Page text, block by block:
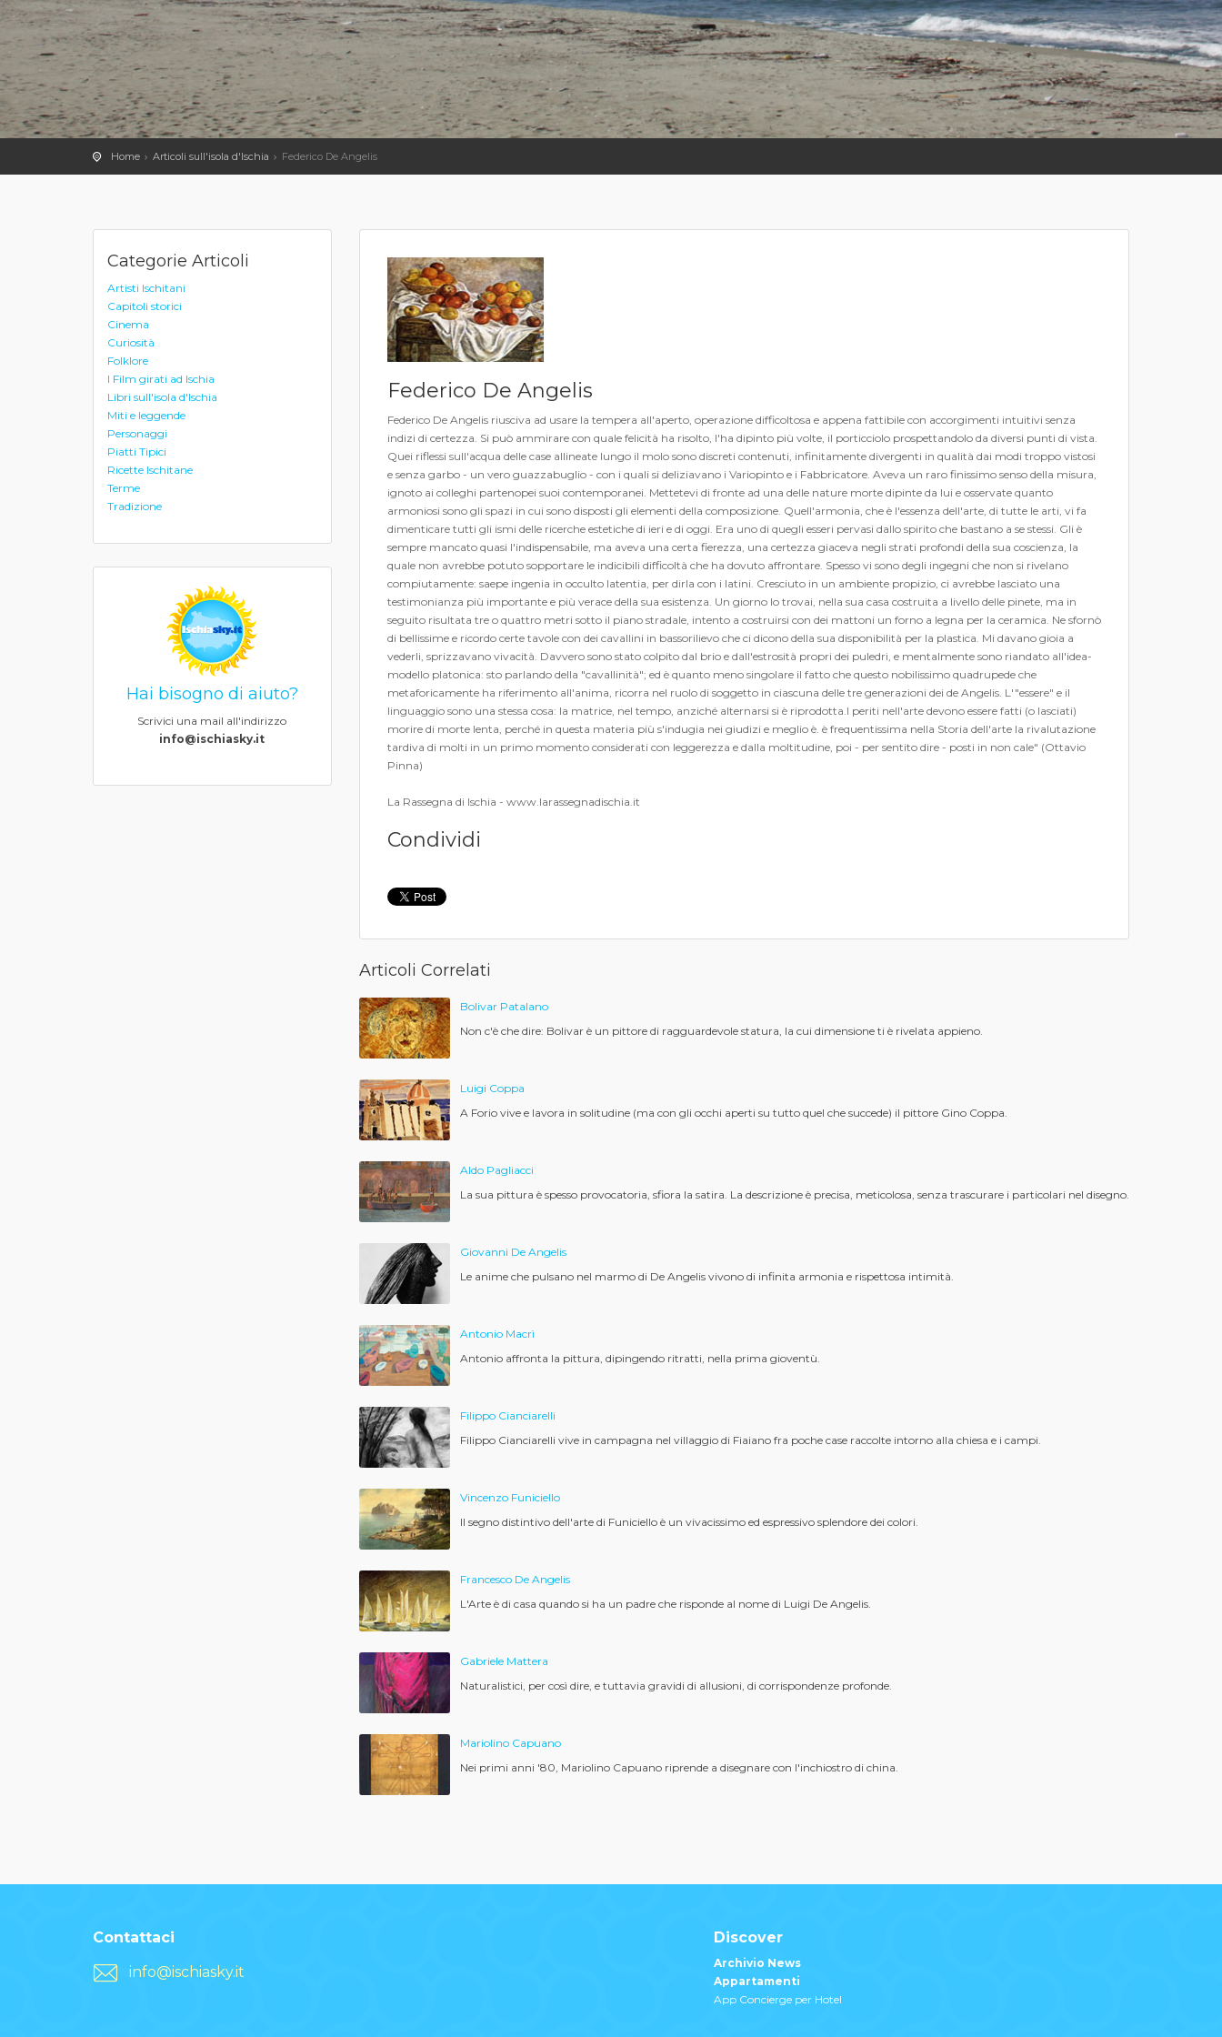
Home Articoli sull'isola d'Ischia Federico De Angelis
Categorie Articoli
Artisti Ischitani
Capitoli storici
Cinema
Curiosità
Folklore
I Film girati ad Ischia
Libri sull'isola d'Ischia
Miti e leggende
Personaggi
Piatti Tipici
Ricette Ischitane
Terme
Tradizione
Hai bisogno di aiuto?
Scrivici una mail all'indirizzo
info@ischiasky.it
Federico De Angelis
Federico De Angelis riusciva ad usare la tempera all'aperto, operazione difficoltosa e appena fattibile con accorgimenti intuitivi senza
indizi di certezza. Si può ammirare con quale felicità ha risolto, l'ha dipinto più volte, il porticciolo prospettandolo da diversi punti di vista.
Quei riflessi sull'acqua delle case allineate lungo il molo sono discreti contenuti, infinitamente divergenti in qualità dai modi troppo vistosi
e senza garbo - un vero guazzabuglio - con i quali si deliziavano i Variopinto e i Fabbricatore. Aveva un raro finissimo senso della misura,
ignoto ai colleghi partenopei suoi contemporanei. Mettetevi di fronte ad una delle nature morte dipinte da lui e osservate quanto
armoniosi sono gli spazi in cui sono disposti gli elementi della composizione. Quell'armonia, che è l'essenza dell'arte, di tutte le arti, vi fa
dimenticare tutti gli ismi delle ricerche estetiche di ieri e di oggi. Era uno di quegli esseri pervasi dallo spirito che bastano a se stessi. Gli è
sempre mancato quasi l'indispensabile, ma aveva una certa fierezza, una certezza giaceva negli strati profondi della sua coscienza, la
quale non avrebbe potuto sopportare le indicibili difficoltà che ha dovuto affrontare. Spesso vi sono degli ingegni che non si rivelano
compiutamente: saepe ingenia in occulto latentia, per dirla con i latini. Cresciuto in un ambiente propizio, ci avrebbe lasciato una
testimonianza più importante e più verace della sua esistenza. Un giorno lo trovai, nella sua casa costruita a livello delle pinete, ma in
seguito risultata tre o quattro metri sotto il piano stradale, intento a costruirsi con dei mattoni un forno a legna per la ceramica. Ne sfornò
di bellissime e ricordo certe tavole con dei cavallini in bassorilievo che ci dicono della sua disponibilità per la plastica. Mi davano gioia a
vederli, sprizzavano vivacità. Davvero sono stato colpito dal brio e dall'estrosità propri dei puledri, e mentalmente sono riandato all'idea-
modello platonica: sto parlando della "cavallinità"; ed è quanto meno singolare il fatto che questo nobilissimo quadrupede che
metaforicamente ha riferimento all'anima, ricorra nel ruolo di soggetto in ciascuna delle tre generazioni dei de Angelis. L'"essere" e il
linguaggio sono una stessa cosa: la matrice, nel tempo, anziché alternarsi si è riprodotta.I periti nell'arte devono essere fatti (o lasciati)
morire di morte lenta, perché in questa materia più s'indugia nei giudizi e meglio è. è frequentissima nella Storia dell'arte la rivalutazione
tardiva di molti in un primo momento considerati con leggerezza e dalla moltitudine, poi - per sentito dire - posti in non cale" (Ottavio
Pinna)
La Rassegna di Ischia - www.larassegnadischia.it
Condividi
Articoli Correlati
Bolivar Patalano
Non c'è che dire: Bolivar è un pittore di ragguardevole statura, la cui dimensione ti è rivelata appieno.
Luigi Coppa
A Forio vive e lavora in solitudine (ma con gli occhi aperti su tutto quel che succede) il pittore Gino Coppa.
Aldo Pagliacci
La sua pittura è spesso provocatoria, sfiora la satira. La descrizione è precisa, meticolosa, senza trascurare i particolari nel disegno.
Giovanni De Angelis
Le anime che pulsano nel marmo di De Angelis vivono di infinita armonia e rispettosa intimità.
Antonio Macrì
Antonio affronta la pittura, dipingendo ritratti, nella prima gioventù.
Filippo Cianciarelli
Filippo Cianciarelli vive in campagna nel villaggio di Fiaiano fra poche case raccolte intorno alla chiesa e i campi.
Vincenzo Funiciello
Il segno distintivo dell'arte di Funiciello è un vivacissimo ed espressivo splendore dei colori.
Francesco De Angelis
L'Arte è di casa quando si ha un padre che risponde al nome di Luigi De Angelis.
Gabriele Mattera
Naturalistici, per così dire, e tuttavia gravidi di allusioni, di corrispondenze profonde.
Mariolino Capuano
Nei primi anni '80, Mariolino Capuano riprende a disegnare con l'inchiostro di china.
Contattaci
info@ischiasky.it
Discover
Archivio News
Appartamenti
App Concierge per Hotel